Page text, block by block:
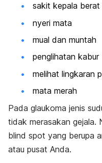
sakit kepala berat
nyeri mata
mual dan muntah
penglihatan kabur
melihat lingkaran
mata merah
Pada glaukoma jenis
tidak merasakan gejala.
blind spot yang berupa
atau pusat Anda.